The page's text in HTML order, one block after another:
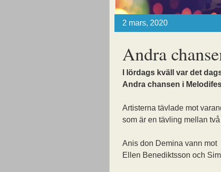
2 mars, 2020
Andra
I lördags kväll var det
Andra chansen i
Artisterna tävlade mot
som är en tävling mellan två
Anis don Demina vann mot
Ellen Benediktsson och